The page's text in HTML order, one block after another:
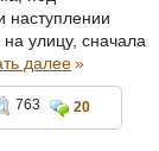
наступлении
улицу, сначала
далее»
763 20